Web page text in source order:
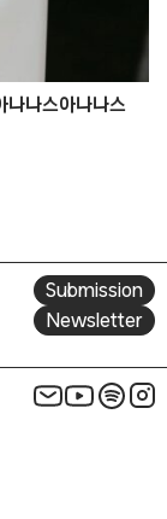
나나스아나나스
Submission
Newsletter